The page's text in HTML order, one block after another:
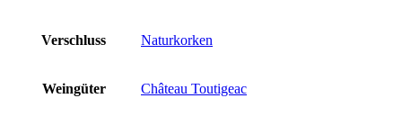
Verschluss Naturkorken
Weingüter Château Toutigeac